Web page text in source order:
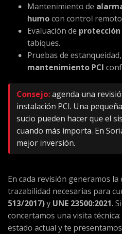
Mantenimiento de
humocon control
Evaluación de protección
tabiques.
Pruebas de
mantenimiento PCI
Consejo:agenda una
instalación PCI. Una
sucio pueden hacer que el
cuando más importa. En
mejor inversión.
En cada revisión generamos
trazabilidad necesarias para
513/2017)y UNE 23500:2021.
concertamos una visita
estado actual y te